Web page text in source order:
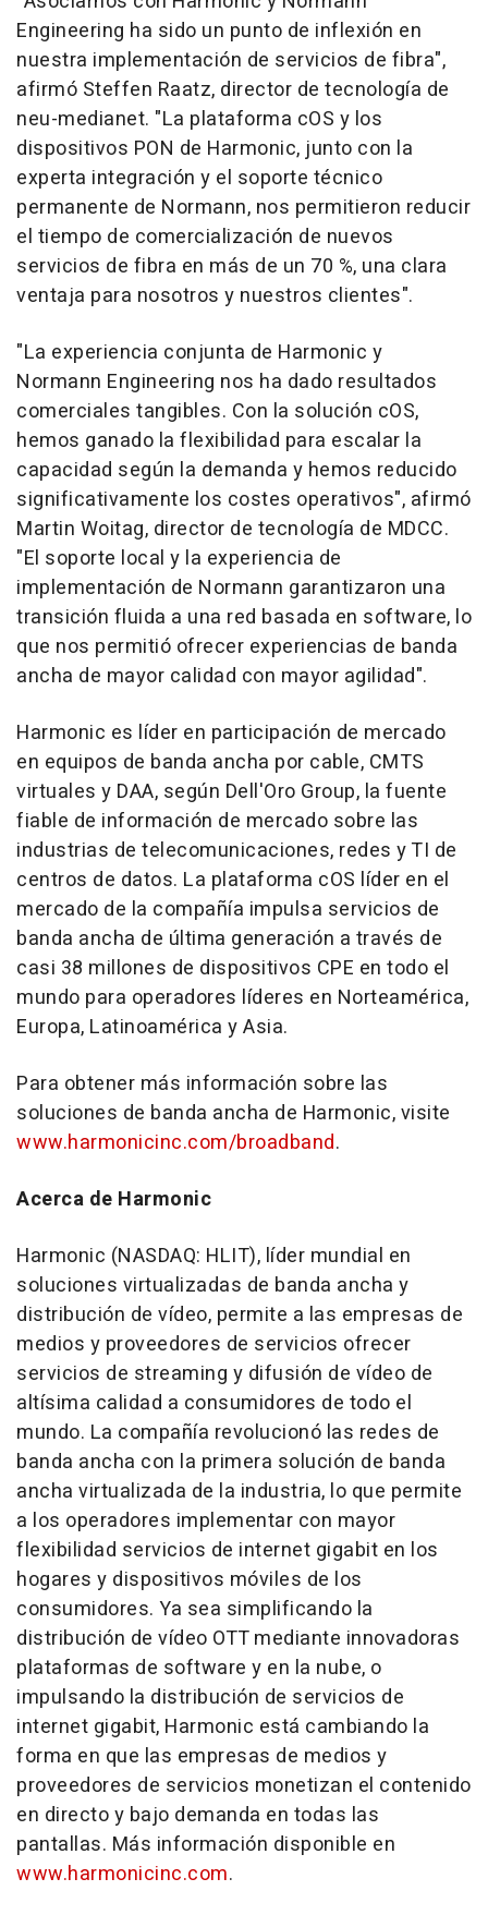
Engineering ha sido un punto de inflexión en
nuestra implementación de servicios de fibra",
afirmó Steffen Raatz, director de tecnología de
neu-medianet. "La plataforma cOS y los
dispositivos PON de Harmonic, junto con la
experta integración y el soporte técnico
permanente de Normann, nos permitieron reducir
el tiempo de comercialización de nuevos
servicios de fibra en más de un 70 %, una clara
ventaja para nosotros y nuestros clientes".
"La experiencia conjunta de Harmonic y
Normann Engineering nos ha dado resultados
comerciales tangibles. Con la solución cOS,
hemos ganado la flexibilidad para escalar la
capacidad según la demanda y hemos reducido
significativamente los costes operativos", afirmó
Martin Woitag, director de tecnología de MDCC.
"El soporte local y la experiencia de
implementación de Normann garantizaron una
transición fluida a una red basada en software, lo
que nos permitió ofrecer experiencias de banda
ancha de mayor calidad con mayor agilidad".
Harmonic es líder en participación de mercado
en equipos de banda ancha por cable, CMTS
virtuales y DAA, según Dell'Oro Group, la fuente
fiable de información de mercado sobre las
industrias de telecomunicaciones, redes y TI de
centros de datos. La plataforma cOS líder en el
mercado de la compañía impulsa servicios de
banda ancha de última generación a través de
casi 38 millones de dispositivos CPE en todo el
mundo para operadores líderes en Norteamérica,
Europa, Latinoamérica yAsia.
Para obtener más información sobre las
soluciones de banda ancha de Harmonic, visite
www.harmonicinc.com/broadband.
Acerca de Harmonic
Harmonic (NASDAQ: HLIT), líder mundial en
soluciones virtualizadas de banda ancha y
distribución de vídeo, permite a las empresas de
medios y proveedores de servicios ofrecer
servicios de streaming y difusión de vídeo de
altísima calidad a consumidores de todo el
mundo. La compañía revolucionó las redes de
banda ancha con la primera solución de banda
ancha virtualizada de la industria, lo que permite
a los operadores implementar con mayor
flexibilidad servicios de internet gigabit en los
hogares y dispositivos móviles de los
consumidores. Ya sea simplificando la
distribución de vídeo OTT mediante innovadoras
plataformas de software y en la nube, o
impulsando la distribución de servicios de
internet gigabit, Harmonic está cambiando la
forma en que las empresas de medios y
proveedores de servicios monetizan el contenido
en directo y bajo demanda en todas las
pantallas. Más información disponible en
www.harmonicinc.com.